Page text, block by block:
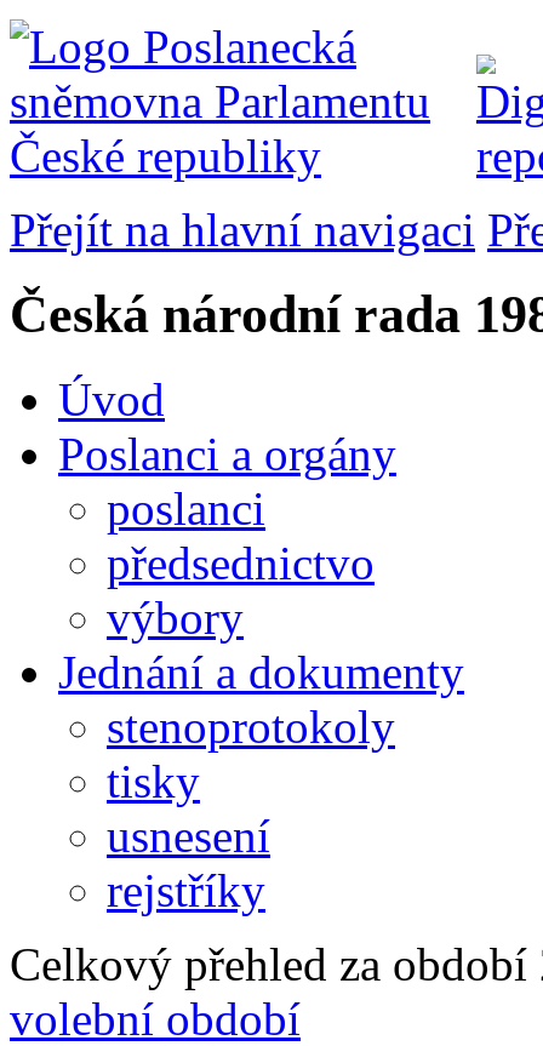
Přejít na hlavní navigaci
Česká národní rada
Úvod
Poslanci a orgány
poslanci
předsednictvo
výbory
Jednání a dokumenty
stenoprotokoly
tisky
usnesení
rejstříky
Celkový přehled za
volební období